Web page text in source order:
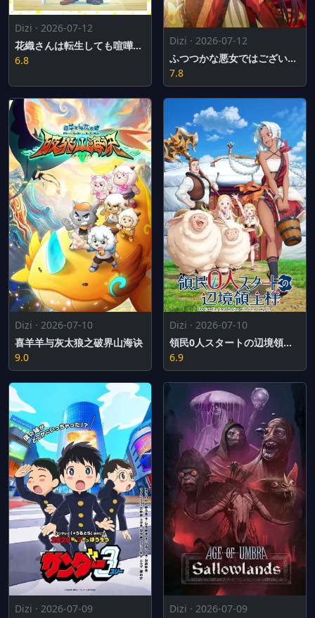
Dizi · 2026-07-12
花織さんは転生しても喧嘩がしたい
6.8
Dizi · 2026-07-12
ふつつかな悪女ではございますが ～雛宮蝶鼠とりかえ伝～
7.8
Dizi · 2026-07-10
喜羊羊与灰太狼之破界山海诀
9.0
Dizi · 2026-07-10
領民0人スタートの辺境領主様
6.9
Dizi · 2026-07-09 Dizi · 2026-07-09